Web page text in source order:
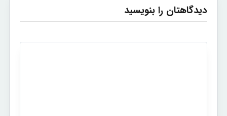
دیدگاهتان را بنویسید